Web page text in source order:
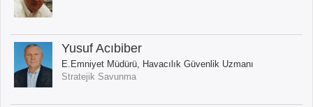
Yusuf Acıbiber
E.Emniyet Müdürü, Havacılık Güvenlik Uzmanı
Stratejik Savunma